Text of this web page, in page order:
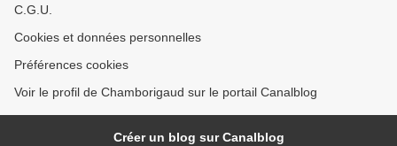
C.G.U.
Cookies et données personnelles
Préférences cookies
Voir le profil de Chamborigaud sur le portail Canalblog
Créer un blog sur Canalblog